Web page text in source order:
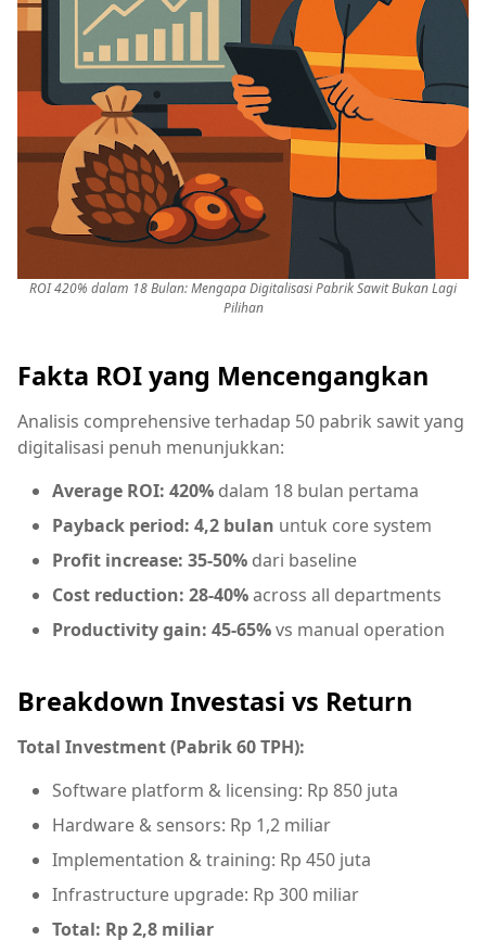
ROI 420% dalam 18 Bulan: Mengapa Digitalisasi Pabrik Sawit Bukan Lagi
Pilihan
Fakta ROI yang Mencengangkan
Analisis comprehensive terhadap 50 pabrik sawit yang
digitalisasi penuh menunjukkan:
Average ROI: 420% dalam 18 bulan pertama
Payback period: 4,2 bulan untuk core system
Profit increase: 35-50% dari baseline
Cost reduction: 28-40%across all departments
Productivity gain: 45-65%vs manual operation
Breakdown Investasi vs Return
Total Investment (Pabrik 60 TPH):
Software platform & licensing: Rp 850 juta
Hardware & sensors: Rp 1,2 miliar
Implementation & training: Rp 450 juta
Infrastructure upgrade: Rp 300 miliar
Total: Rp 2,8 miliar